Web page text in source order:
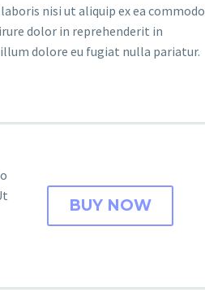
nisi ut aliquip ex ea commodo
dolor in reprehenderit in
dolore eu fugiat nulla pariatur.
BUY NOW